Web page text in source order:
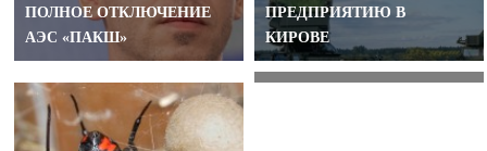
ПОЛНОЕ ОТКЛЮЧЕНИЕ
АЭС «ПАКШ»
ПРЕДПРИЯТИЮ В
КИРОВЕ
ПОЖАЛОВАЛИСЬ НА
НЕХВАТКУ РЕСУРСОВ
ПОСЛЕ ПОЖАРОВ